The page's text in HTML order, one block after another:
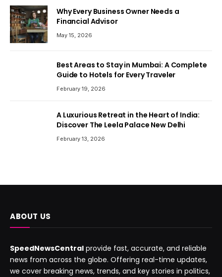
Why Every Business Owner Needs a
Financial Advisor
May 15, 2026
Best Areas to Stay in Mumbai: A Complete
Guide to Hotels for Every Traveler
February 19, 2026
A Luxurious Retreat in the Heart of India:
Discover The Leela Palace New Delhi
February 13, 2026
ABOUT US
SpeedNewsCentral provide fast, accurate, and reliable
news from across the globe. Offering real-time updates,
we cover breaking news, trends, and key stories in politics,